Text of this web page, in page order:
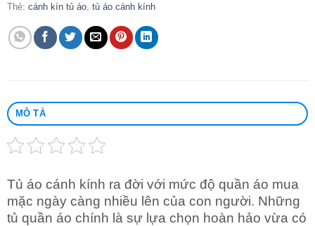
Thẻ: cánh kín tủ áo tủ áo cánh kính
MÔ TẢ
Tủ áo cánh kính ra đời với mức độ quần áo mua
mặc ngày càng nhiều lên của con người. Những
tủ quần áo chính là sự lựa chọn hoàn hảo vừa có